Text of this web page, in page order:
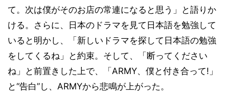
て。次は僕がそのお店の常連になると思う」と語りか
ける。さらに、日本のドラマを見て日本語を勉強して
いると明かし、「新しいドラマを探して日本語の勉強
をしてくるね」と約束。そして、「断ってください
ね」と前置きした上で、「ARMY、僕と付き合って!」
と“告白”し、ARMYから悲鳴が上がった。